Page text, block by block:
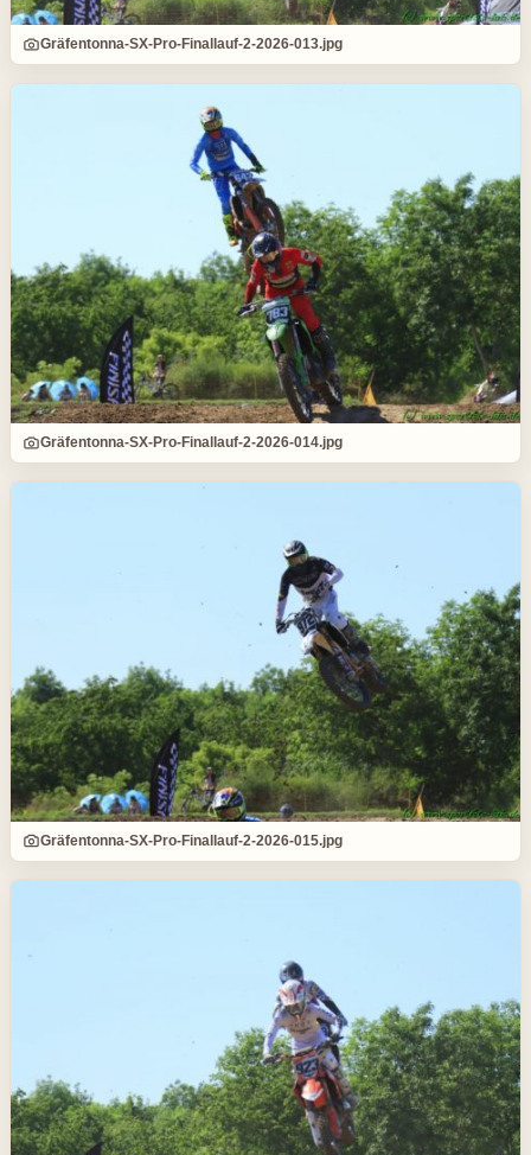
Gräfentonna-SX-Pro-Finallauf-2-2026-013.jpg
Gräfentonna-SX-Pro-Finallauf-2-2026-014.jpg
Gräfentonna-SX-Pro-Finallauf-2-2026-015.jpg